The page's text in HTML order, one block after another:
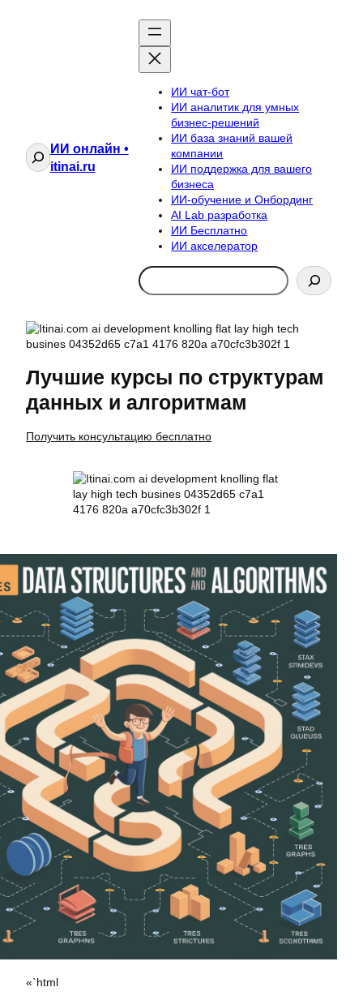
ПоискИИ онлайн •
itinai.ru
ИИ чат-бот
ИИ аналитик для умных
бизнес-решений
ИИ база знаний вашей
компании
ИИ поддержка для вашего
бизнеса
ИИ-обучение и Онбординг
AI Lab разработка
ИИ Бесплатно
ИИ акселератор
Search
Лучшие курсы по структурам
данных и алгоритмам
Получить консультацию бесплатно
«`html